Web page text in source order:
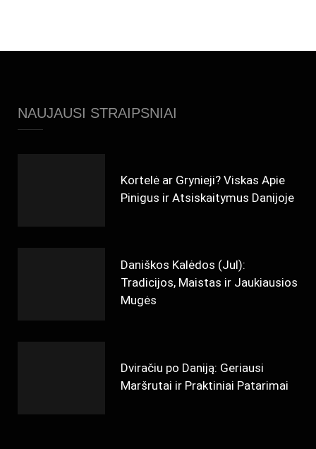
NAUJAUSI STRAIPSNIAI
Kortelė ar Grynieji? Viskas Apie
Pinigus ir Atsiskaitymus Danijoje
Daniškos Kalėdos (Jul):
Tradicijos, Maistas ir Jaukiausios
Mugės
Dviračiu po Daniją: Geriausi
Maršrutai ir Praktiniai Patarimai